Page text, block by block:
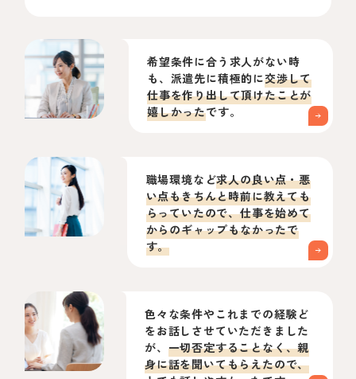
希望条件に合う求人がない時
も、派遣先に積極的に交渉して
仕事を作り出して頂けたことが
嬉しかったです。
職場環境など求人の良い点・悪
い点もきちんと時前に教えても
らっていたので、仕事を始めて
からのギャップもなかったで
す。
色々な条件やこれまでの経験ど
をお話しさせていただきました
が、 一切否定することなく、親
身に話を聞いてもらえたので、